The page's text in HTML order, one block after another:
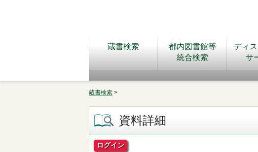
蔵書検索
都内図書館等
統合検索
ディ
サ
蔵書検索 >
資料詳細
ログイン